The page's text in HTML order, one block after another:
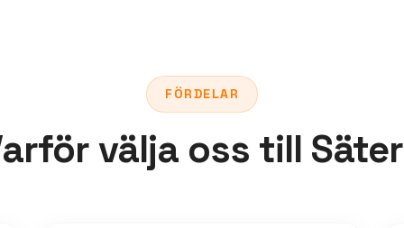
FÖRDELAR
välja oss till